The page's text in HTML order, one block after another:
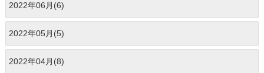
2022年06月(6)
2022年05月(5)
2022年04月(8)